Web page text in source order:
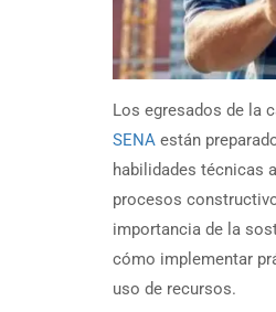
Los egresados de la
SENA están
habilidades técnicas
procesos
importancia de la
cómo implementar
uso de recursos.